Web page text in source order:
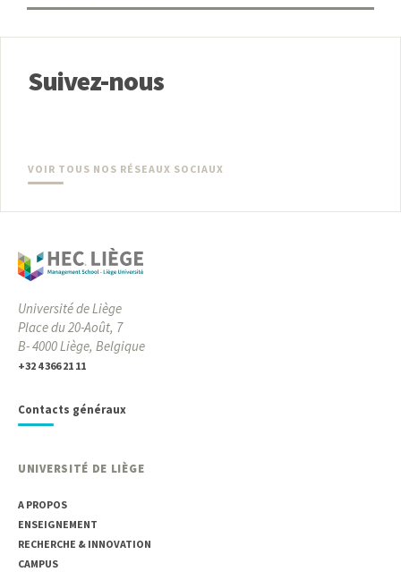
Suivez-nous
VOIR TOUS NOS RÉSEAUX SOCIAUX
Université de Liège
Place du 20-Août, 7
B- 4000 Liège, Belgique
+32 4 366 21 11
Contacts généraux
UNIVERSITÉ DE LIÈGE
A PROPOS
ENSEIGNEMENT
RECHERCHE & INNOVATION
CAMPUS